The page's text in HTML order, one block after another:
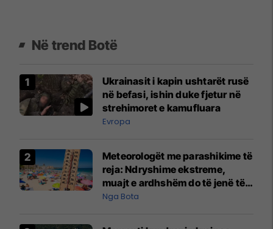
Në trend Botë
Ukrainasit i kapin ushtarët rusë
në befasi, ishin duke fjetur në
strehimoret e kamufluara
Evropa
Meteorologët me parashikime të
reja: Ndryshime ekstreme,
muajt e ardhshëm do të jenë të
pazakontë
Nga Bota